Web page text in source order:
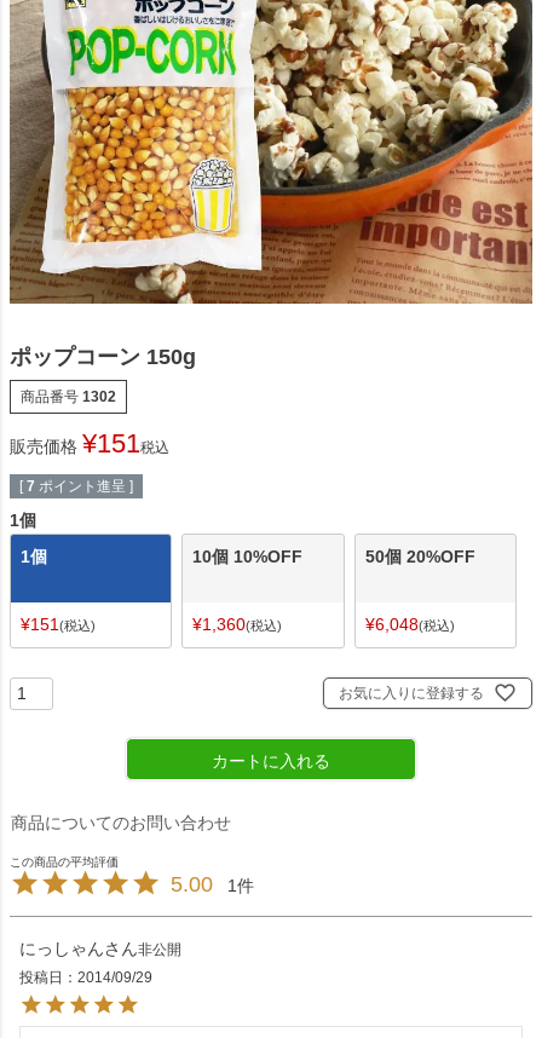
ポップコーン 150g
商品番号 1302
販売価格 ¥151税込
[ 7 ポイント進呈 ]
1個
1個
¥151 税込
10個 10%OFF
¥1,360 税込
50個 20%OFF
¥6,048 税込
お気に入りに登録する
カートに入れる
商品についてのお問い合わせ
5.00 1
にっしゃん
非公開
投稿日
2014/09/29